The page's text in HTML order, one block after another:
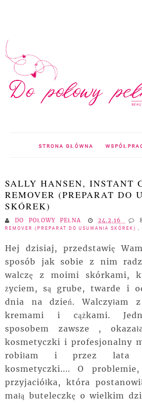
STRONA GŁÓWNA
SALLY HANSEN, INSTANT
REMOVER (PREPARAT DO
SKÓREK)
DO POŁOWY PEŁNA 24.2.16
REMOVER (PREPARAT DO USUWANIA SKÓREK)
Hej dzisiaj, przedstawię
sposób jak sobie z nim
walczę z moimi skórkami,
życiem, są grube, twarde i
dnia na dzień. Walczyłam
kremami i cążkami.
sposobem zawsze ,
kosmetyczki i profesjonalny
robiłam i przez lata
kosmetyczki.... O
przyjaciółka, która
małą buteleczkę o wielkim